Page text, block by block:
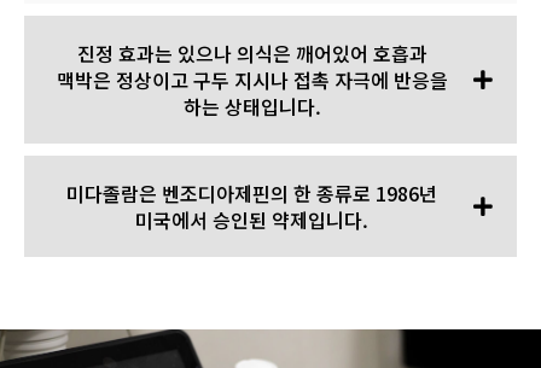
진정 효과는 있으나 의식은 깨어있어 호흡과
맥박은 정상이고 구두 지시나 접촉 자극에 반응을
하는 상태입니다.
미다졸람은 벤조디아제핀의 한 종류로 1986년
미국에서 승인된 약제입니다.